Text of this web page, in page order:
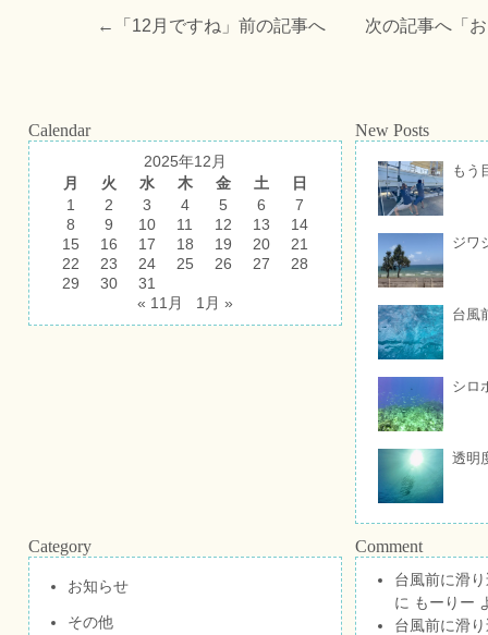
←「 12月ですね 」前の記事へ 次の記事へ「
Calendar
2025年12月
月
火 水 木 金 土
日
1
2 3 4 5 6
7
8
9 10 11 12 13
14
15
16 17 18 19 20
21
22
23 24 25 26 27
28
29
30
31
« 11月
1月 »
New Posts
もう
ジワ
台風
シロ
透明
Category
お知らせ
その他
Comment
台風前に滑
に もーりー
台風前に滑